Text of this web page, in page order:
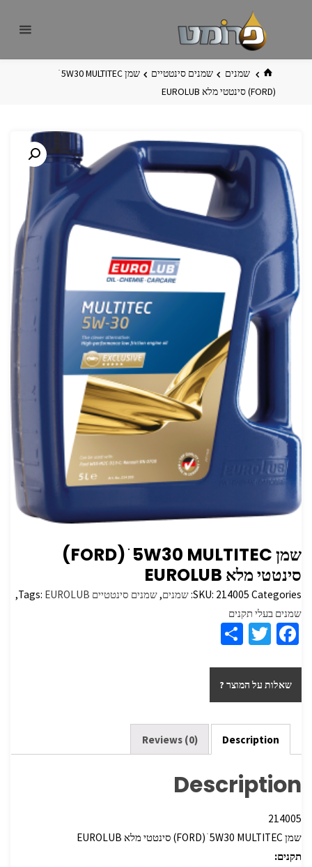
בית שמנים שמנים סינטטיים
שמן 5W30 MULTITEC ׁ
‏(FORD) סינטטי מלא EUROLUB
שמן 5W30 MULTITEC ׁ ‏(FORD)
סינטטי מלא EUROLUB
SKU: 214005 Categories: שמנים,שמנים סינטטיים Tags: EUROLUB
,
שמנים בעלי תקנים
Fa
b
o
o
k
T
tt
er
ar
e
שאלות על המוצר ?
Description
Reviews (0)
Description
214005
שמן 5W30 MULTITEC ׁ ‏(FORD) סינטטי מלא EUROLUB
תקנים: